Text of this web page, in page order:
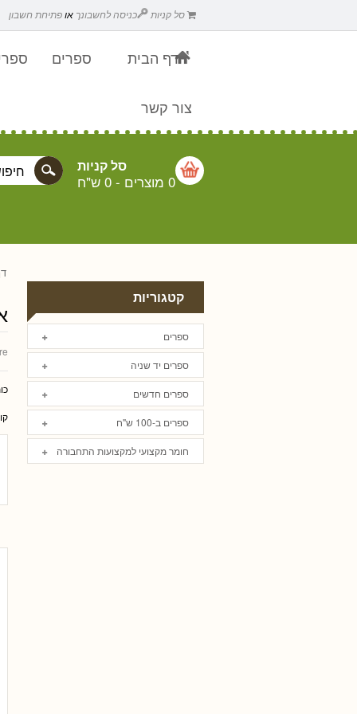
סל קניות כניסה לחשבונך אופתיחת חשבון
דף הבית ספרים
צור קשר
סל קניות
0 מוצרים - 0 ש"ח
קטגוריות
ספרים
ספרים יד שניה
ספרים חדשים
ספרים ב-100 ש"ח
חומר מקצועי למקצועות התחבורה